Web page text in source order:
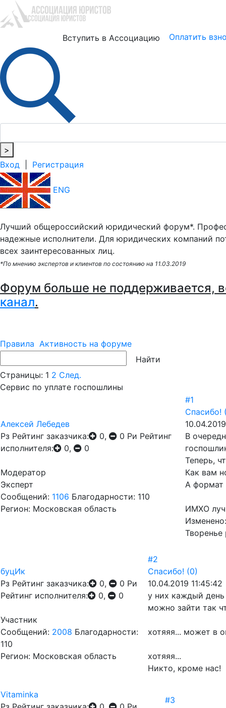
Вступить в Ассоциацию Оплатить
>
Вход
Регистрация
ENG
Лучший общероссийский юридический форум*.
надежные исполнители. Для юридических компаний
всех заинтересованных лиц.
*По мнению экспертов и клиентов по состоянию на 11.03.2019
Форум больше не поддерживается,
канал.
Правила Активность на форуме
Страницы: 1 2 След.
Сервис по уплате госпошлины
Алексей Лебедев
Рз Рейтинг заказчика: 0, 0 Ри Рейтинг
исполнителя:
0, 0
Модератор
Эксперт
Сообщений: 1106 Благодарности: 110
Регион: Московская область
#1
Спасибо!
В
Теперь,
Как вам
А формат
ИМХО
буцИк
Рз Рейтинг заказчика: 0, 0 Ри
Рейтинг исполнителя:
0, 0
Участник
Сообщений: 2008 Благодарности:
110
Регион: Московская область
#2
Спасибо! (0)
10.04.2019 11:45:42
у них каждый день
можно зайти так
хотяяя... может в
хотяяя...
Никто, кроме нас!
Vitaminka
#3